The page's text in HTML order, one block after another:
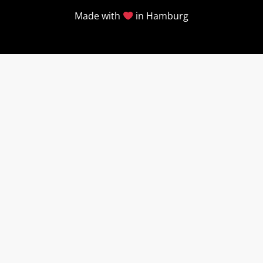
Made with in Hamburg